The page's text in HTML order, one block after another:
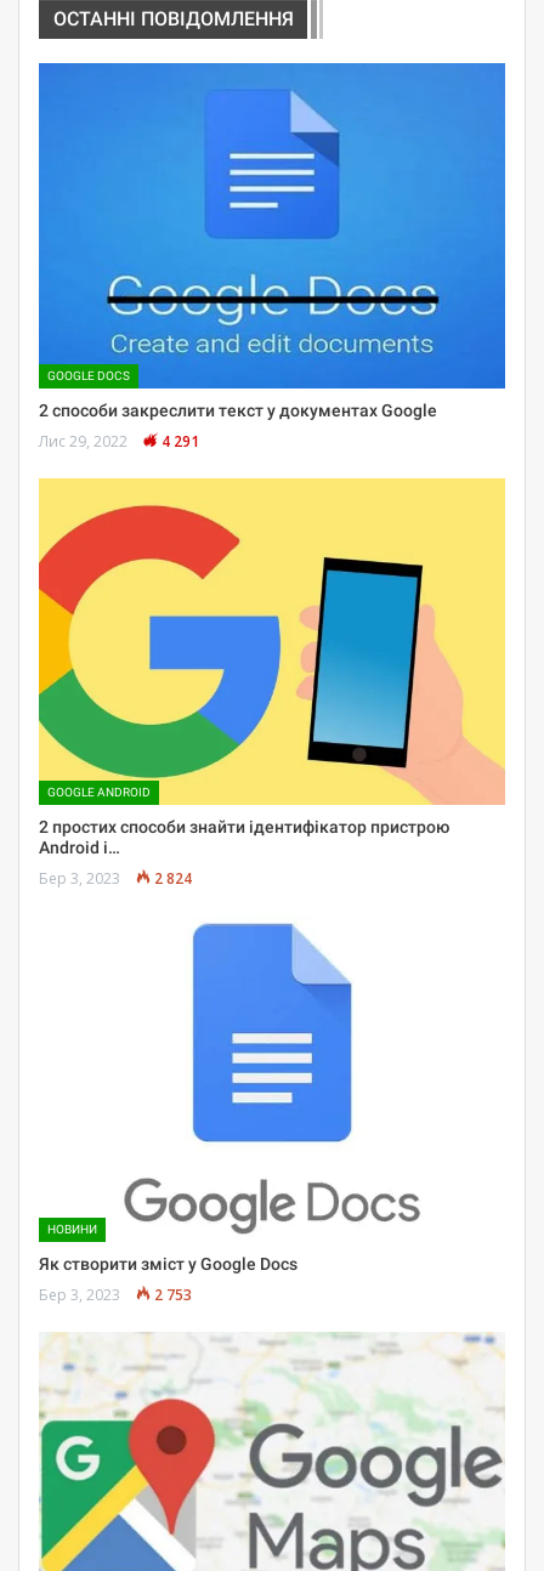
ОСТАННІ ПОВІДОМЛЕННЯ
GOOGLE DOCS
2 способи закреслити текст у документах Google
Лис 29, 2022 4 291
GOOGLE ANDROID
2 простих способи знайти ідентифікатор пристрою
Android і…
Бер 3, 2023 2 824
НОВИНИ
Як створити зміст у Google Docs
Бер 3, 2023 2 753